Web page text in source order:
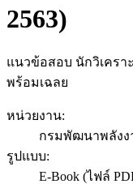
2563)
แนวข้อสอบ นักวิเคร
พร้อมเฉลย
หน่วยงาน:
กรมพัฒนาพลังง
รูปแบบ:
E-Book (ไฟล์